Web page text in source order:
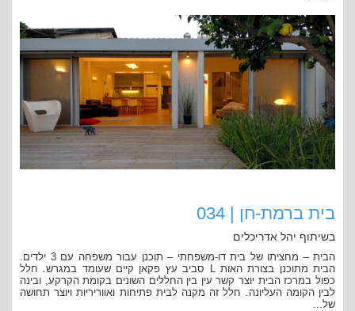
בית ברמת-חן | 034
בשיתוף יהל אדריכלים
הבית – מחציתו של בית דו-משפחתי – תוכנן עבור משפחה עם 3 ילדים.
הבית מתוכנן בצורת האות L סביב עץ פקאן קיים שעומד במגרש. חלל
כפול במרכז הבית יוצר קשר עין בין החללים השונים בקומת הקרקע, ובינה
לבין הקומה העליונה. חלל זה מקנה לבית פתיחות ואווריריות ויוצר תחושה
של...